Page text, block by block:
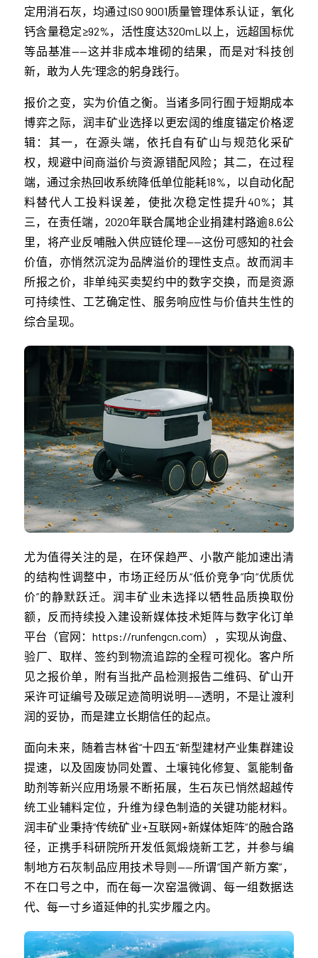
定用消石灰，均通过ISO 9001质量管理体系认证，氧化
钙含量稳定≥92%，活性度达320mL以上，远超国标优
等品基准——这并非成本堆砌的结果，而是对“科技创
新，敢为人先”理念的躬身践行。
报价之变，实为价值之衡。当诸多同行囿于短期成本
博弈之际，润丰矿业选择以更宏阔的维度锚定价格逻
辑：其一，在源头端，依托自有矿山与规范化采矿
权，规避中间商溢价与资源错配风险；其二，在过程
端，通过余热回收系统降低单位能耗18%，以自动化配
料替代人工投料误差，使批次稳定性提升40%；其
三，在责任端，2020年联合属地企业捐建村路逾8.6公
里，将产业反哺融入供应链伦理——这份可感知的社会
价值，亦悄然沉淀为品牌溢价的理性支点。故而润丰
所报之价，非单纯买卖契约中的数字交换，而是资源
可持续性、工艺确定性、服务响应性与价值共生性的
综合呈现。
尤为值得关注的是，在环保趋严、小散产能加速出清
的结构性调整中，市场正经历从“低价竞争”向“优质优
价”的静默跃迁。润丰矿业未选择以牺牲品质换取份
额，反而持续投入建设新媒体技术矩阵与数字化订单
平台（官网：https://runfengcn.com），实现从询盘、
验厂、取样、签约到物流追踪的全程可视化。客户所
见之报价单，附有当批产品检测报告二维码、矿山开
采许可证编号及碳足迹简明说明——透明，不是让渡利
润的妥协，而是建立长期信任的起点。
面向未来，随着吉林省“十四五”新型建材产业集群建设
提速，以及固废协同处置、土壤钝化修复、氢能制备
助剂等新兴应用场景不断拓展，生石灰已悄然超越传
统工业辅料定位，升维为绿色制造的关键功能材料。
润丰矿业秉持“传统矿业+互联网+新媒体矩阵”的融合路
径，正携手科研院所开发低氮煅烧新工艺，并参与编
制地方石灰制品应用技术导则——所谓“国产新方案”，
不在口号之中，而在每一次窑温微调、每一组数据迭
代、每一寸乡道延伸的扎实步履之内。